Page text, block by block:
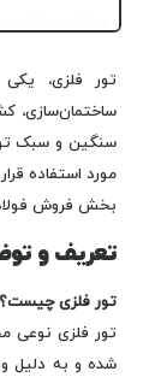
تور فلزی،
ساختمان‌سازی،
سنگین و سبک
مورد استفاده
بخش فروش
تعریف و
تور فلزی چیست؟
تور فلزی نوعی
شده و به دلیل